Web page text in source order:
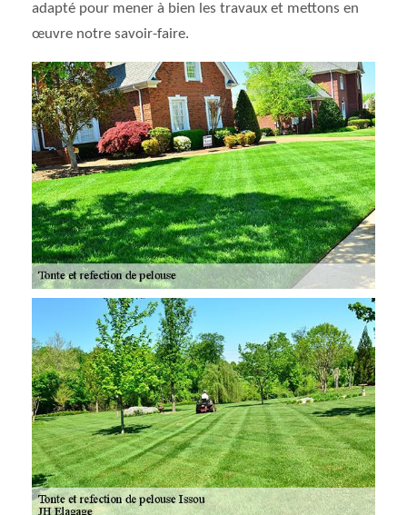
adapté pour mener à bien les travaux et mettons en
œuvre notre savoir-faire.